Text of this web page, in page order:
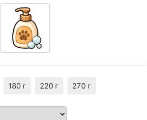
180 г 220 г 270 г